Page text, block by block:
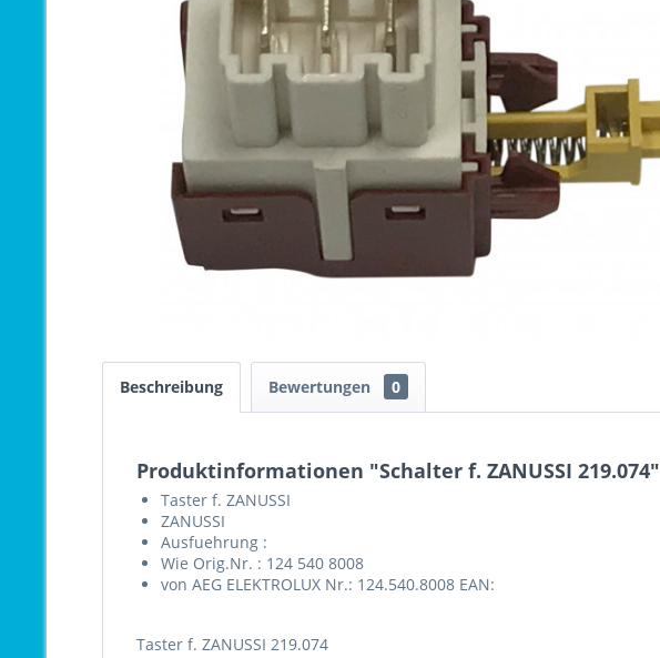
Beschreibung Bewertungen 0
Produktinformationen "Schalter f. ZANUSSI 219.074"
Taster f. ZANUSSI
ZANUSSI
Ausfuehrung :
Wie Orig.Nr. : 124 540 8008
von AEG ELEKTROLUX Nr.: 124.540.8008 EAN:
Taster f. ZANUSSI 219.074